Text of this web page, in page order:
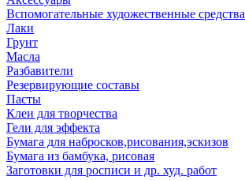
Вспомогательные художественные средства
Лаки
Грунт
Масла
Разбавители
Резервирующие составы
Пасты
Клеи для творчества
Гели для эффекта
Бумага для набросков,рисования,эскизов
Бумага из бамбука, рисовая
Заготовки для росписи и др. худ. работ